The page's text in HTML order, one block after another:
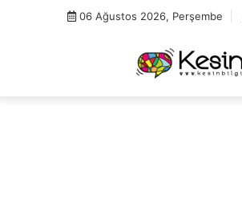
06 Ağustos 2026, Perşembe